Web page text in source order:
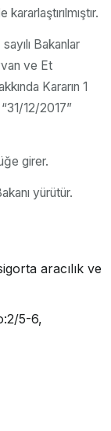
Bakanlar
ve Et
Kararın 1
12/2017”
girer.
yürütür.
aracılık ve
5-6,